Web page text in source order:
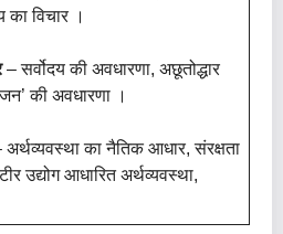
का विचार ।
– सर्वोदय की अवधारणा, अछूतोद्धार
की अवधारणा ।
का नैतिक आधार, संरक्षता
उद्योग आधारित अर्थव्यवस्था,